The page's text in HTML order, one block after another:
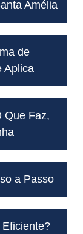
Amélia
de
Aplica
Que Faz,
a Passo